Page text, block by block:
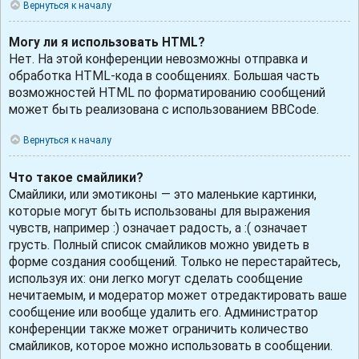
Вернуться к началу
Могу ли я использовать HTML?
Нет. На этой конференции невозможны отправка и
обработка HTML-кода в сообщениях. Большая часть
возможностей HTML по форматированию сообщений
может быть реализована с использованием BBCode.
Вернуться к началу
Что такое смайлики?
Смайлики, или эмотиконы — это маленькие картинки,
которые могут быть использованы для выражения
чувств, например :) означает радость, а :( означает
грусть. Полный список смайликов можно увидеть в
форме создания сообщений. Только не перестарайтесь,
используя их: они легко могут сделать сообщение
нечитаемым, и модератор может отредактировать ваше
сообщение или вообще удалить его. Администратор
конференции также может ограничить количество
смайликов, которое можно использовать в сообщении.